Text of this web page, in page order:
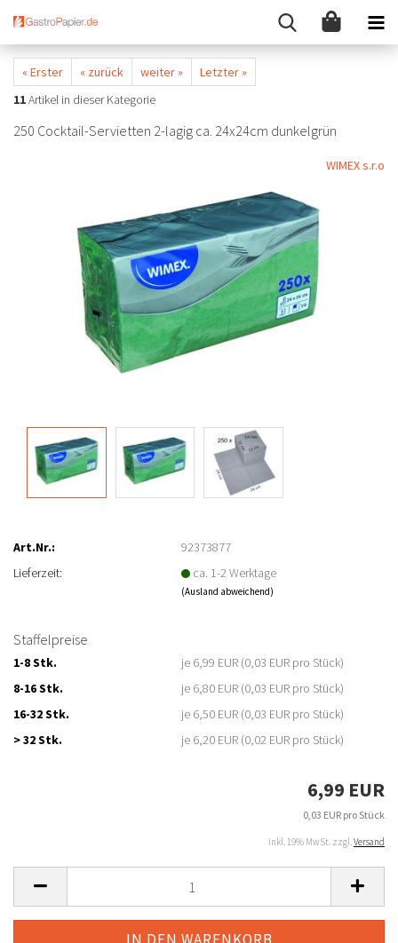
« Erster « zurück weiter »
Letzter »
11Artikel in dieser Kategorie
250 Cocktail-Servietten 2-lagig ca. 24x24cm dunkelgrün
WIMEX s.r.o
Art.Nr.:
92373877
Lieferzeit:
ca. 1-2 Werktage
(Ausland abweichend)
Staffelpreise
1-8 Stk.
je 6,99 EUR (0,03 EUR pro Stück)
8-16 Stk.
je 6,80 EUR (0,03 EUR pro Stück)
16-32 Stk.
je 6,50 EUR (0,03 EUR pro Stück)
> 32 Stk.
je 6,20 EUR (0,02 EUR pro Stück)
6,99 EUR
0,03 EUR pro Stück
inkl. 19% MwSt. zzgl.Versand